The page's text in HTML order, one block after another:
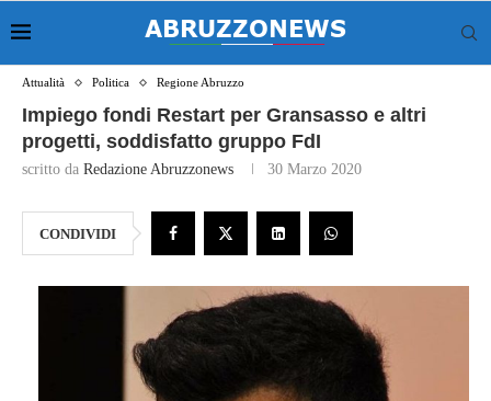
Attualità Politica Regione Abruzzo
Impiego fondi Restart per Gransasso e altri
progetti, soddisfatto gruppo FdI
scritto da Redazione Abruzzonews 30 Marzo 2020
CONDIVIDI